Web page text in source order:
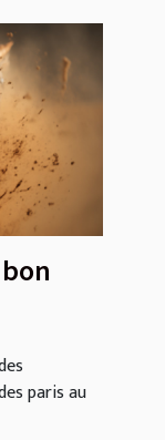
paris au